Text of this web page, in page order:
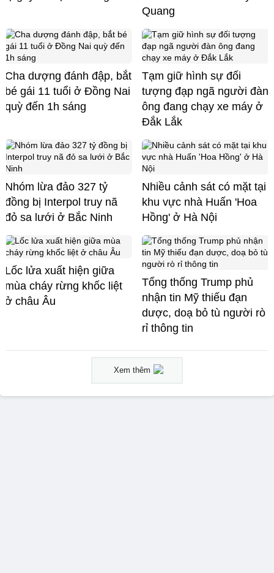
Quang
Cha dượng đánh đập, bắt
bé gái 11 tuổi ở Đồng Nai
quỳ đến 1h sáng
Tạm giữ hình sự đối
tượng đạp ngã người đàn
ông đang chạy xe máy ở
Đắk Lắk
Nhóm lừa đảo 327 tỷ
đồng bị Interpol truy nã
đỏ sa lưới ở Bắc Ninh
Nhiều cảnh sát có mặt tại
khu vực nhà Huấn 'Hoa
Hồng' ở Hà Nội
Lốc lửa xuất hiện giữa
mùa cháy rừng khốc liệt
ở châu Âu
Tổng thống Trump phủ
nhận tin Mỹ thiếu đạn
dược, doạ bỏ tù người rò
rỉ thông tin
Xem thêm